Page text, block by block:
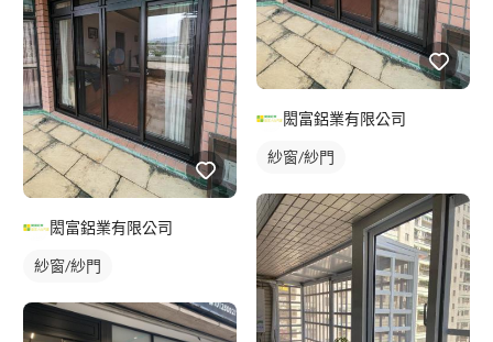
閎富鋁業有限公司
紗窗/紗門
閎富鋁業有限公司
紗窗/紗門